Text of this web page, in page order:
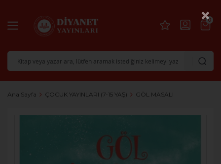
0
Ana Sayfa ÇOCUK YAYINLARI (7-15 YAŞ) GÖL MASALI
×